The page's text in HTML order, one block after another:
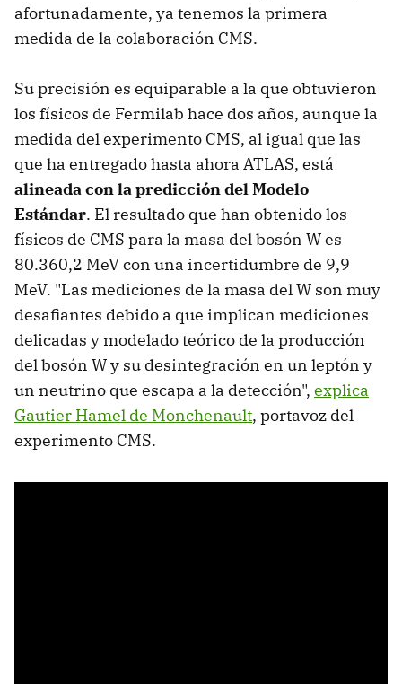
afortunadamente, ya tenemos la primera
medida de la colaboración CMS.
Su precisión es equiparable a la que obtuvieron
los físicos de Fermilab hace dos años, aunque la
medida del experimento CMS, al igual que las
que ha entregado hasta ahora ATLAS, está
alineada con la predicción del Modelo
Estándar. El resultado que han obtenido los
físicos de CMS para la masa del bosón W es
80.360,2 MeV con una incertidumbre de 9,9
MeV. "Las mediciones de la masa del W son muy
desafiantes debido a que implican mediciones
delicadas y modelado teórico de la producción
del bosón W y su desintegración en un leptón y
un neutrino que escapa a la detección", explica
Gautier Hamel de Monchenault, portavoz del
experimento CMS.